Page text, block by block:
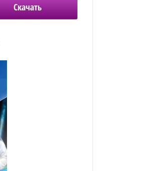
Скачать